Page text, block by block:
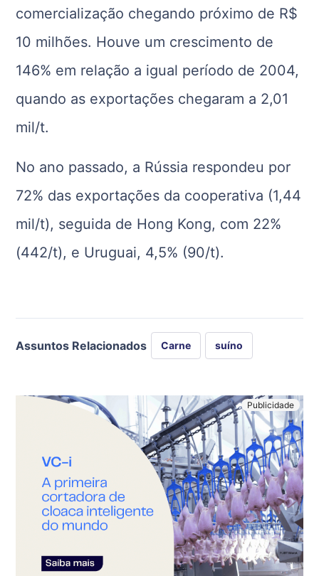
comercialização chegando próximo de R$
10 milhões. Houve um crescimento de
146% em relação a igual período de 2004,
quando as exportações chegaram a 2,01
mil/t.
No ano passado, a Rússia respondeu por
72% das exportações da cooperativa (1,44
mil/t), seguida de Hong Kong, com 22%
(442/t), e Uruguai, 4,5% (90/t).
Assuntos Relacionados Carne suíno